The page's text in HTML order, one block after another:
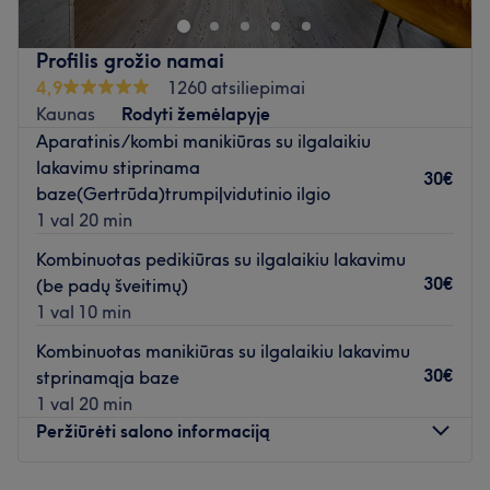
balkstienų priauginimas bei veido procedūros - tai tik
kelios šio puikaus grožio salono siūlomų paslaugų.
Komanda
Meistrė Laura yra savo darbo profesionalė, kuri užtikrins
dėmesingumą, kokybę ir nepriekaištingą aptarnavimą.
Laura atlieka kobido masažus ir veido procedūras.
Kas mums patinka
Atmosfera: rami ir profesionali.
Specializacija: veido procedūros, masažai.
Profilis grožio namai
4,9
1260 atsiliepimai
Kaunas
Rodyti žemėlapyje
Aparatinis/kombi manikiūras su ilgalaikiu
lakavimu stiprinama
baze(Gertrūda)trumpi|vidutinio ilgio
1 val 20 min
30€
Kombinuotas pedikiūras su ilgalaikiu lakavimu
(be padų šveitimų)
1 val 10 min
30€
Kombinuotas manikiūras su ilgalaikiu lakavimu
stprinamąja baze
1 val 20 min
30€
Peržiūrėti salono informaciją